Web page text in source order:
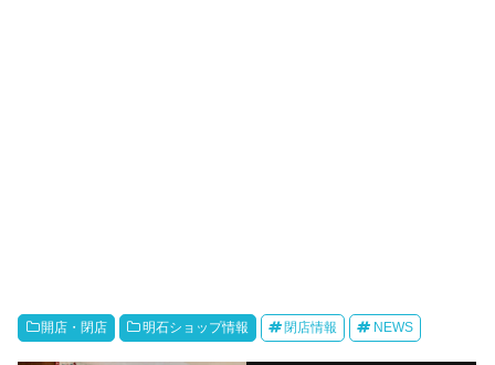
開店・閉店 明石ショップ情報 閉店情報 NEWS